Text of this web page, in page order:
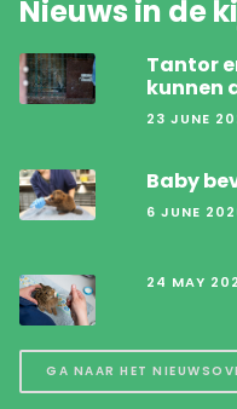
Nieuws in de
Tantor
kunnen
23 JUNE
Baby
6 JUNE
24 MAY
GA NAAR HET